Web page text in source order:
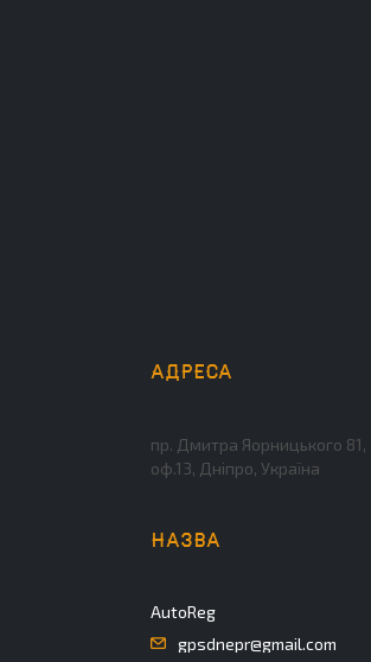
пр. Дмитра Яорницького 81,
оф.13, Дніпро, Україна
AutoReg
gpsdnepr@gmail.com